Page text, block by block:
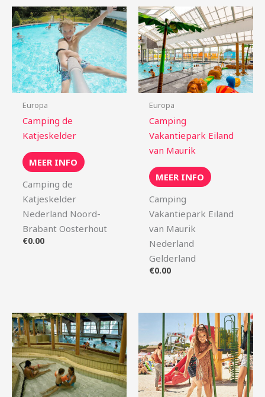
Europa
Camping de
Katjeskelder
MEER INFO
Camping de
Katjeskelder
Nederland Noord-
Brabant Oosterhout
€0.00
Europa
Camping
Vakantiepark Eiland
van Maurik
MEER INFO
Camping
Vakantiepark Eiland
van Maurik
Nederland
Gelderland
€0.00